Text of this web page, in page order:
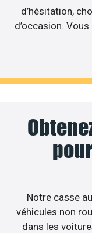
d’hésitation,
d’occasion.
Notre casse
véhicules non
dans les